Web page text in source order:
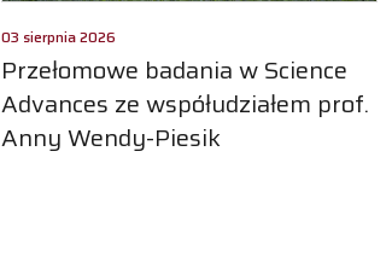
03 sierpnia 2026
Przełomowe badania w Science
Advances ze współudziałem prof.
Anny Wendy-Piesik